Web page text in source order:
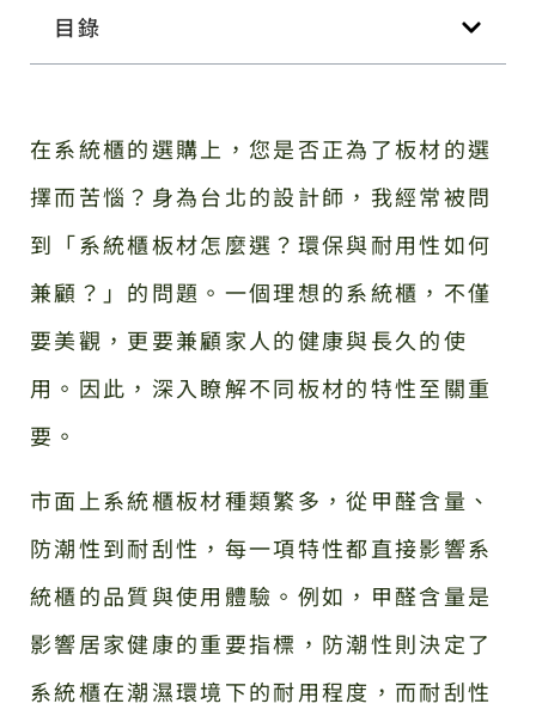
目錄
在系統櫃的選購上，您是否正為了板材的選
擇而苦惱？身為台北的設計師，我經常被問
到「系統櫃板材怎麼選？環保與耐用性如何
兼顧？」的問題。一個理想的系統櫃，不僅
要美觀，更要兼顧家人的健康與長久的使
用。因此，深入瞭解不同板材的特性至關重
要。
市面上系統櫃板材種類繁多，從甲醛含量、
防潮性到耐刮性，每一項特性都直接影響系
統櫃的品質與使用體驗。例如，甲醛含量是
影響居家健康的重要指標，防潮性則決定了
系統櫃在潮濕環境下的耐用程度，而耐刮性